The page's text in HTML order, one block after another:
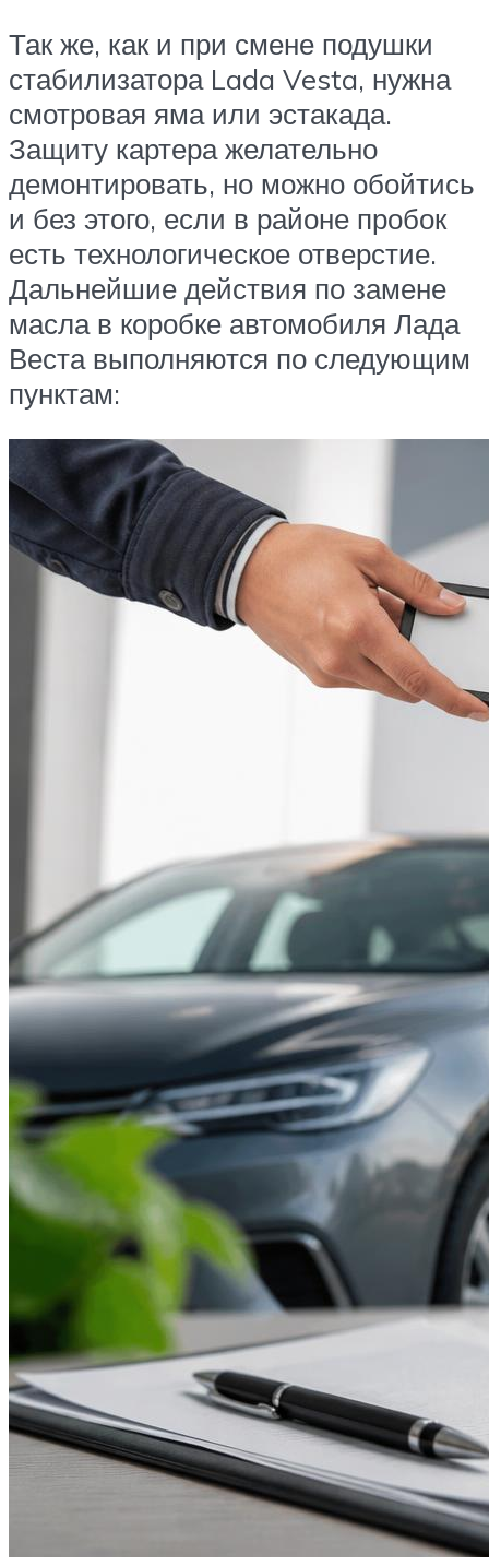
Так же, как и при смене подушки
стабилизатора Lada Vesta, нужна
смотровая яма или эстакада.
Защиту картера желательно
демонтировать, но можно обойтись
и без этого, если в районе пробок
есть технологическое отверстие.
Дальнейшие действия по замене
масла в коробке автомобиля Лада
Веста выполняются по следующим
пунктам: